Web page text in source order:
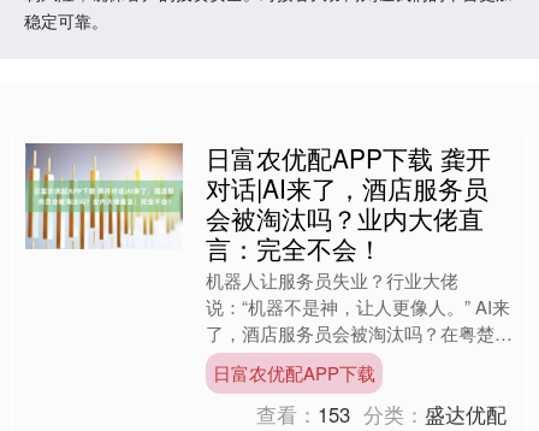
稳定可靠。
日富农优配APP下载 龚开
对话|AI来了，酒店服务员
会被淘汰吗？业内大佬直
言：完全不会！
机器人让服务员失业？行业大佬
说：“机器不是神，让人更像人。” AI来
了，酒店服务员会被淘汰吗？在粤楚
商，东呈集团董事长程新华直言：完全
不会！当下自助入住、送物、....
日富农优配APP下载
查看： 153 分类：盛达优配